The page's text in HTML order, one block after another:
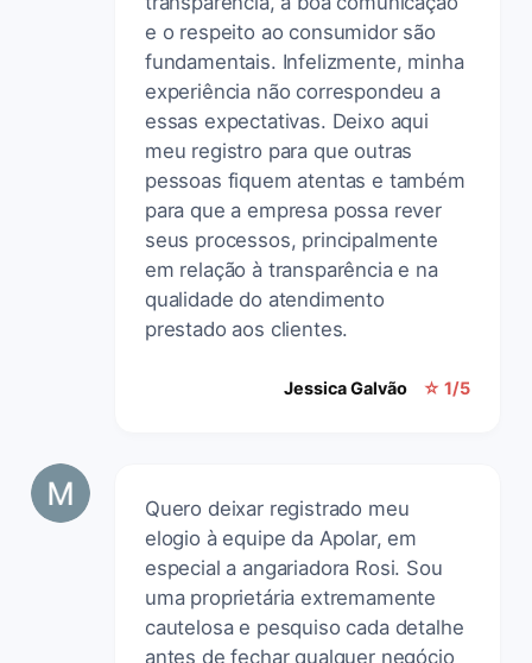
e o respeito ao consumidor são
fundamentais. Infelizmente, minha
experiência não correspondeu a
essas expectativas. Deixo aqui
meu registro para que outras
pessoas fiquem atentas e também
para que a empresa possa rever
seus processos, principalmente
em relação à transparência e na
qualidade do atendimento
prestado aos clientes.
Jessica Galvão ☆ 1/5
Quero deixar registrado meu
elogio à equipe da Apolar, em
especial a angariadora Rosi. Sou
uma proprietária extremamente
cautelosa e pesquiso cada detalhe
antes de fechar qualquer negócio